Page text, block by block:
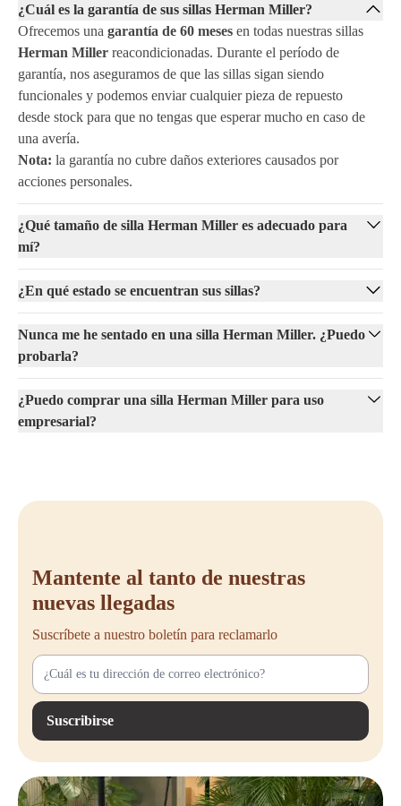
¿Cuál es la garantía de sus sillas Herman Miller?
Ofrecemos una garantía de 60 meses en todas nuestras sillas
Herman Miller reacondicionadas. Durante el período de
garantía, nos aseguramos de que las sillas sigan siendo
funcionales y podemos enviar cualquier pieza de repuesto
desde stock para que no tengas que esperar mucho en caso de
una avería.
Nota: la garantía no cubre daños exteriores causados por
acciones personales.
¿Qué tamaño de silla Herman Miller es adecuado para
mí?
¿En qué estado se encuentran sus sillas?
Nunca me he sentado en una silla Herman Miller. ¿Puedo
probarla?
¿Puedo comprar una silla Herman Miller para uso
empresarial?
Mantente al tanto de nuestras
nuevas llegadas
Suscríbete a nuestro boletín para reclamarlo
Suscribirse